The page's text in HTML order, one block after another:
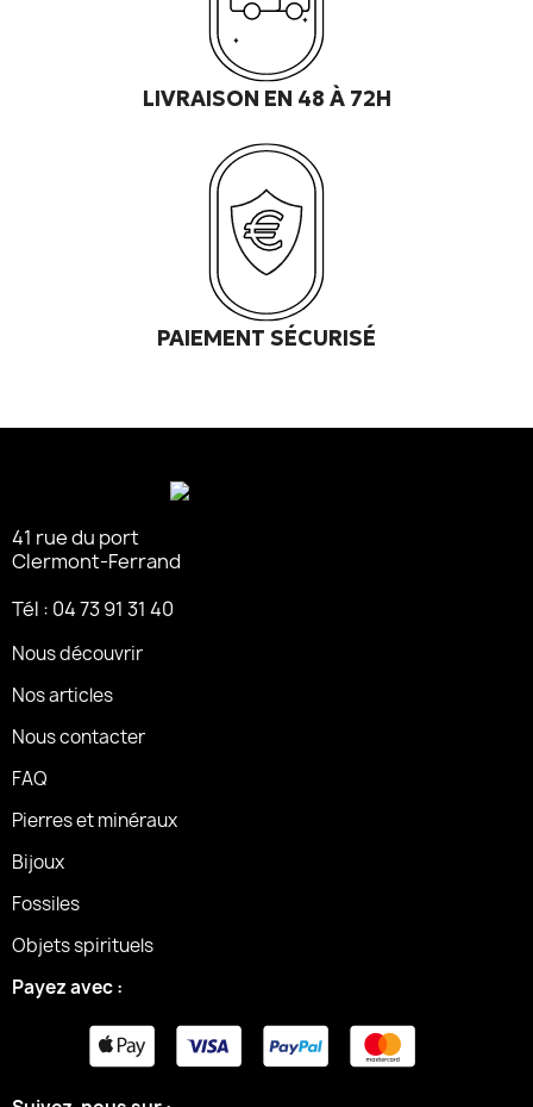
LIVRAISON EN 48 À 72H
PAIEMENT SÉCURISÉ
41 rue du port
Clermont-Ferrand
Tél : 04 73 91 31 40
Nous découvrir
Nos articles
Nous contacter
FAQ
Pierres et minéraux
Bijoux
Fossiles
Objets spirituels
Payez avec :